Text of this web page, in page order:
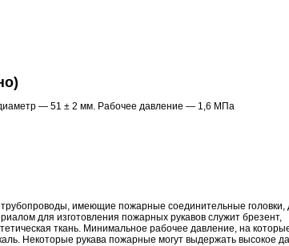
— 51 ± 2 мм. Рабочее давление — 1,6 МПа
имеющие пожарные соединительные головки,
для изготовления пожарных рукавов служит брезент,
ткань. Минимальное рабочее давление, на
Некоторые рукава пожарные могут выдержать высокое